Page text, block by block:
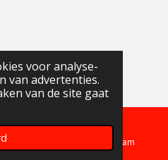
voor analyse-
van advertenties.
van de site gaat
Instagram